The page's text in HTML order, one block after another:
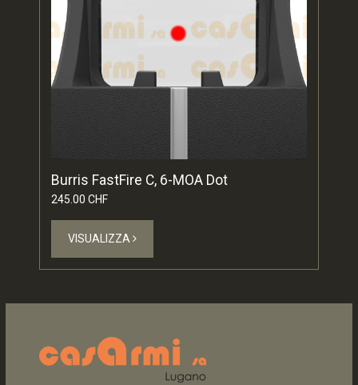
Burris FastFire C, 6-MOA Dot
245.00 CHF
VISUALIZZA